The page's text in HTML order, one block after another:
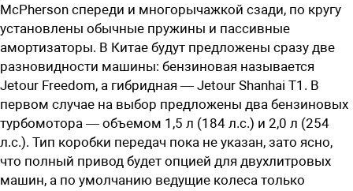
McPherson спереди и многорычажкой сзади, по кругу
установлены обычные пружины и пассивные
амортизаторы. В Китае будут предложены сразу две
разновидности машины: бензиновая называется
Jetour Freedom, а гибридная — Jetour Shanhai T1. В
первом случае на выбор предложены два бензиновых
турбомотора — объемом 1,5 л (184 л.с.) и 2,0 л (254
л.с.). Тип коробки передач пока не указан, зато ясно,
что полный привод будет опцией для двухлитровых
машин, а по умолчанию ведущие колеса только